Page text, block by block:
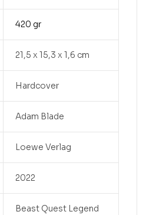
420 gr
21,5 x 15,3 x 1,6 cm
Hardcover
Adam Blade
Loewe Verlag
2022
Beast Quest Legend